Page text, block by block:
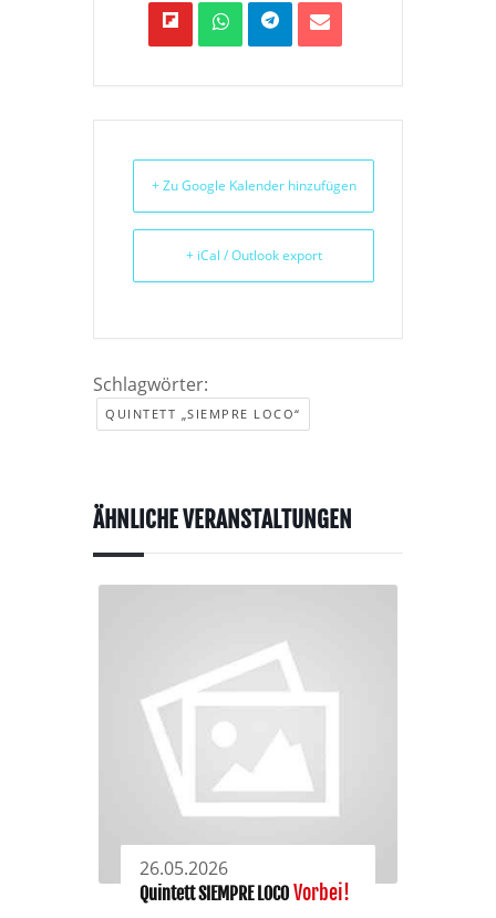
+ Zu Google Kalender hinzufügen
+ iCal / Outlook export
Schlagwörter:
QUINTETT „SIEMPRE LOCO“
ÄHNLICHE VERANSTALTUNGEN
26.05.2026
Quintett SIEMPRE LOCO Vorbei!